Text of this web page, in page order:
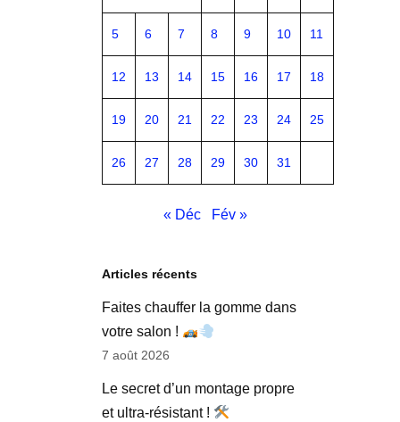
5 6 7 8 9 10 11
12 13 14 15 16 17 18
19 20 21 22 23 24 25
26 27 28 29 30 31
« Déc Fév »
Articles récents
Faites chauffer la gomme dans
votre salon !
7 août 2026
Le secret d’un montage propre
et ultra-résistant !